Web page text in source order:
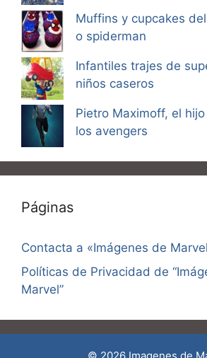
Muffins y cupcakes
o spiderman
Infantiles trajes de
niños caseros
Pietro Maximoff, el
los avengers
Páginas
Contacta a «Imágenes de
Políticas de Privacidad de
Marvel”